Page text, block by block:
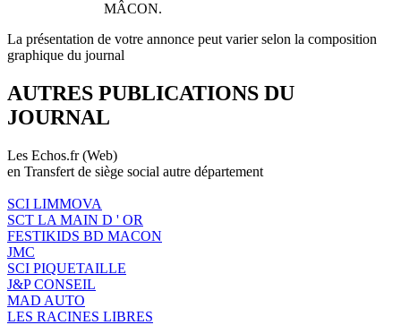
MÂCON.
La présentation de votre annonce peut varier selon la composition
graphique du journal
AUTRES PUBLICATIONS DU
JOURNAL
Les Echos.fr (Web)
en Transfert de siège social autre département
SCI LIMMOVA
SCT LA MAIN D ' OR
FESTIKIDS BD MACON
JMC
SCI PIQUETAILLE
J&P CONSEIL
MAD AUTO
LES RACINES LIBRES